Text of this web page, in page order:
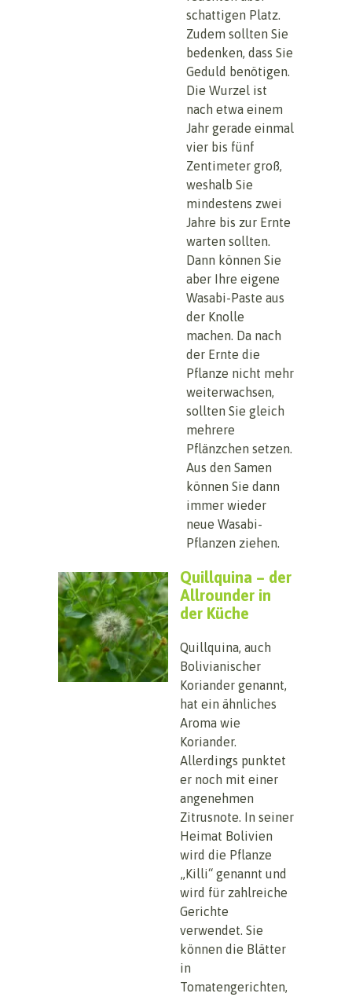
schattigen Platz.
Zudem sollten Sie
bedenken, dass Sie
Geduld benötigen.
Die Wurzel ist
nach etwa einem
Jahr gerade einmal
vier bis fünf
Zentimeter groß,
weshalb Sie
mindestens zwei
Jahre bis zur Ernte
warten sollten.
Dann können Sie
aber Ihre eigene
Wasabi-Paste aus
der Knolle
machen. Da nach
der Ernte die
Pflanze nicht mehr
weiterwachsen,
sollten Sie gleich
mehrere
Pflänzchen setzen.
Aus den Samen
können Sie dann
immer wieder
neue Wasabi-
Pflanzen ziehen.
Quillquina – der
Allrounder in
der Küche
Quillquina, auch
Bolivianischer
Koriander genannt,
hat ein ähnliches
Aroma wie
Koriander.
Allerdings punktet
er noch mit einer
angenehmen
Zitrusnote. In seiner
Heimat Bolivien
wird die Pflanze
„Killi“ genannt und
wird für zahlreiche
Gerichte
verwendet. Sie
können die Blätter
in
Tomatengerichten,